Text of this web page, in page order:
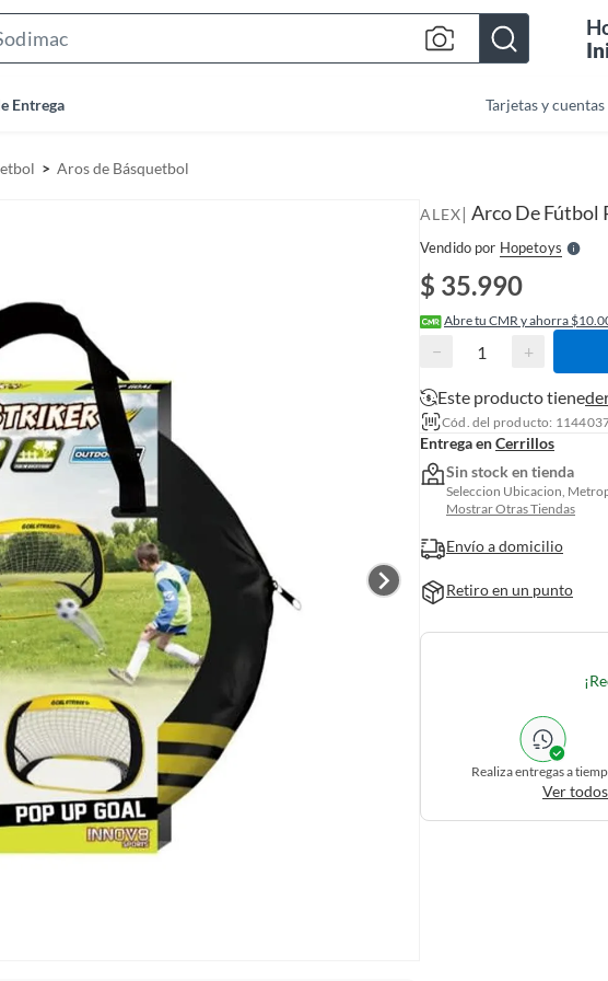
Entrega Tarjetas y cuentas
Aros de Básquetbol
ALEX| Arco De Fútbol
Vendido por HopetoysS
l
l
$ 35.990
Abre tu CMR y ahorra
− +
Este producto tiene
Cód. del producto:
Entrega enCerrillos
Sin stock en tienda
Seleccion Ubicacion,
Mostrar Otras Tiendas
Envío a domicilio
Retiro en un punto
Realiza entregas a
Ver